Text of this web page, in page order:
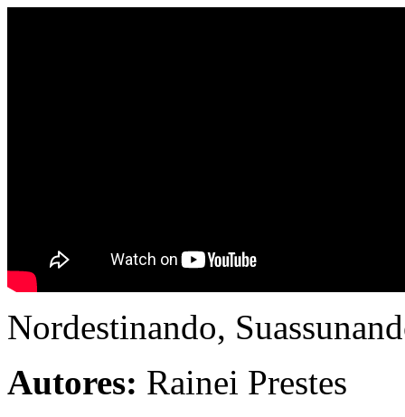
Nordestinando,
Autores: Rainei Prestes